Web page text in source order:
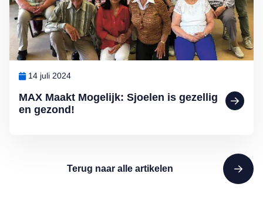
MAX Maakt Mogelijk: Sjoelen is gezellig
en gezond!
14 juli 2024
Terug naar alle artikelen